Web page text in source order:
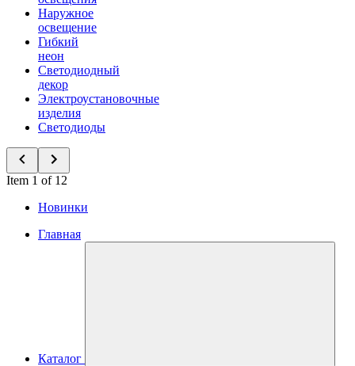
Наружное
освещение
Гибкий
неон
Светодиодный
декор
Электроустановочные
изделия
Светодиоды
Item 1 of 12
Новинки
Главная
Каталог